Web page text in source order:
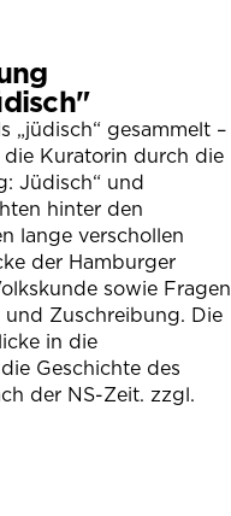
„jüdisch“ gesammelt –
Kuratorin durch die
Jüdisch“ und
hinter den
lange verschollen
der Hamburger
sowie Fragen
Zuschreibung. Die
in die
Geschichte des
der NS-Zeit. zzgl.